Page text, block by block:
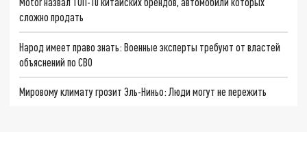
сложно продать
Народ имеет право знать: Военные эксперты требуют от властей
объяснений по СВО
Мировому климату грозит Эль-Ниньо: Люди могут не пережить